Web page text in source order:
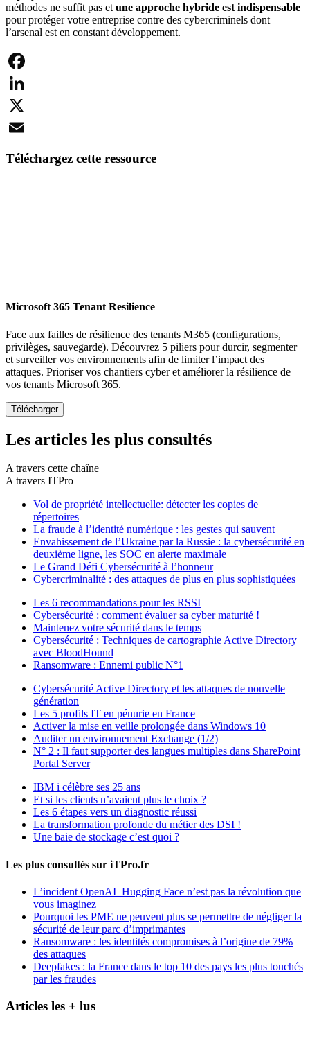
méthodes ne suffit pas et une approche hybride est indispensable
pour protéger votre entreprise contre des cybercriminels dont
l’arsenal est en constant développement.
Facebook
LinkedIn
X
Téléchargez cette ressource
Microsoft 365 Tenant Resilience
Face aux failles de résilience des tenants M365 (configurations,
privilèges, sauvegarde). Découvrez 5 piliers pour durcir, segmenter
et surveiller vos environnements afin de limiter l’impact des
attaques. Prioriser vos chantiers cyber et améliorer la résilience de
vos tenants Microsoft 365.
Les articles les plus consultés
A travers cette chaîne
A travers ITPro
Vol de propriété intellectuelle: détecter les copies de
répertoires
La fraude à l’identité numérique : les gestes qui sauvent
Envahissement de l’Ukraine par la Russie : la cybersécurité en
deuxième ligne, les SOC en alerte maximale
Le Grand Défi Cybersécurité à l’honneur
Cybercriminalité : des attaques de plus en plus sophistiquées
Les 6 recommandations pour les RSSI
Cybersécurité : comment évaluer sa cyber maturité !
Maintenez votre sécurité dans le temps
Cybersécurité : Techniques de cartographie Active Directory
avec BloodHound
Ransomware : Ennemi public N°1
Cybersécurité Active Directory et les attaques de nouvelle
génération
Les 5 profils IT en pénurie en France
Activer la mise en veille prolongée dans Windows 10
Auditer un environnement Exchange (1/2)
N° 2 : Il faut supporter des langues multiples dans SharePoint
Portal Server
IBM i célèbre ses 25 ans
Et si les clients n’avaient plus le choix ?
Les 6 étapes vers un diagnostic réussi
La transformation profonde du métier des DSI !
Une baie de stockage c’est quoi ?
Les plus consultés sur iTPro.fr
L’incident OpenAI–Hugging Face n’est pas la révolution que
vous imaginez
Pourquoi les PME ne peuvent plus se permettre de négliger la
sécurité de leur parc d’imprimantes
Ransomware : les identités compromises à l’origine de 79%
des attaques
Deepfakes : la France dans le top 10 des pays les plus touchés
par les fraudes
Articles les + lus